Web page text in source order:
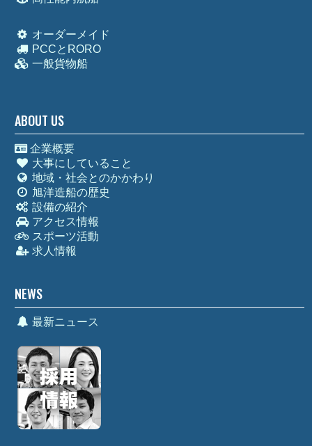
オーダーメイド
PCCとRORO
一般貨物船
ABOUT US
企業概要
大事にしていること
地域・社会とのかかわり
旭洋造船の歴史
設備の紹介
アクセス情報
スポーツ活動
求人情報
NEWS
最新ニュース